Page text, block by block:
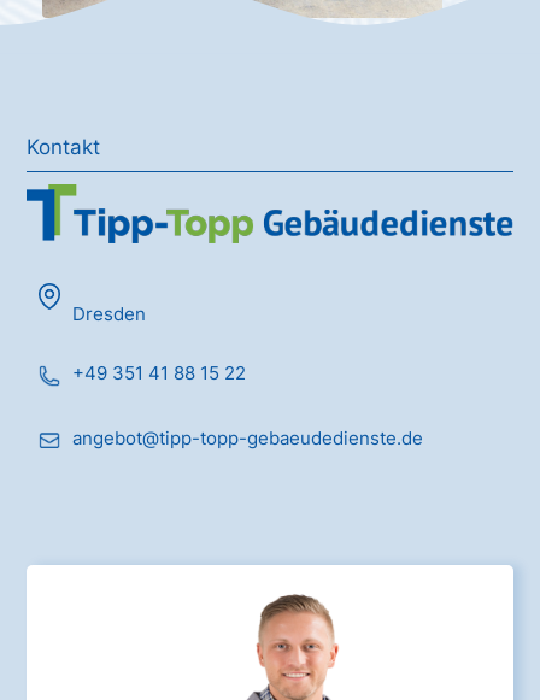
Kontakt
Dresden
+49 351 41 88 15 22
angebot@tipp-topp-gebaeudedienste.de